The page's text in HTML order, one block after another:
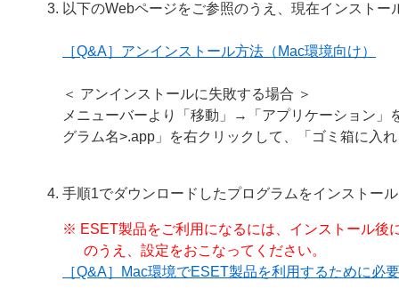
以下のWebページをご参照のうえ、現在インスト
［Q&A］アンインストール方法（Mac環境向け）
＜ アンインストールに失敗する場合 ＞
メニューバーより「移動」→「アプリケーション
グラム名>.app」を右クリックして、「ゴミ箱に入
手順1でダウンロードしたプログラムをインストー
※ ESET製品をご利用になるには、インストール後
のうえ、設定をおこなってください。
［Q&A］Mac環境でESET製品を利用するために必